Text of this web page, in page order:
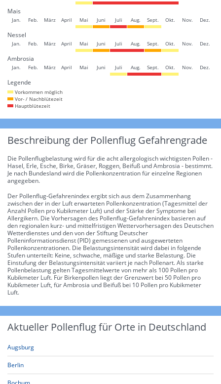
Mais
Jan. Feb. März April Mai Juni Juli Aug. Sept. Okt. Nov. Dez.
Nessel
Jan. Feb. März April Mai Juni Juli Aug. Sept. Okt. Nov. Dez.
Ambrosia
Jan. Feb. März April Mai Juni Juli Aug. Sept. Okt. Nov. Dez.
Legende
Vorkommen möglich
Vor- / Nachblütezeit
Hauptblütezeit
Beschreibung der Pollenflug Gefahrengrade
Die Pollenflugbelastung wird für die acht allergologisch wichtigsten Pollen -
Hasel, Erle, Esche, Birke, Gräser, Roggen, Beifuß und Ambrosia - bestimmt.
Je nach Bundesland wird die Pollenkonzentration für einzelne Regionen
angegeben.
Der Pollenflug-Gefahrenindex ergibt sich aus dem Zusammenhang
zwischen der in der Luft erwarteten Pollenkonzentration (Tagesmittel der
Anzahl Pollen pro Kubikmeter Luft) und der Stärke der Symptome bei
Allergikern. Die Vorhersagen des Pollenflug-Gefahrenindex basieren auf
den regionalen kurz- und mittelfristigen Wettervorhersagen des Deutschen
Wetterdienstes und den von der Stiftung Deutscher
Polleninformationsdienst (PID) gemessenen und ausgewerteten
Pollenkonzentrationen. Die Belastungsintensität wird dabei in folgende
Stufen unterteilt: Keine, schwache, mäßige und starke Belastung. Die
Einstufung der Belastungsintensität variiert je nach Pollenart. Als starke
Pollenbelastung gelten Tagesmittelwerte von mehr als 100 Pollen pro
Kubikmeter Luft. Für Birkenpollen liegt der Grenzwert bei 50 Pollen pro
Kubikmeter Luft, für Ambrosia und Beifuß bei 10 Pollen pro Kubikmeter
Luft.
Aktueller Pollenflug für Orte in Deutschland
Augsburg
Berlin